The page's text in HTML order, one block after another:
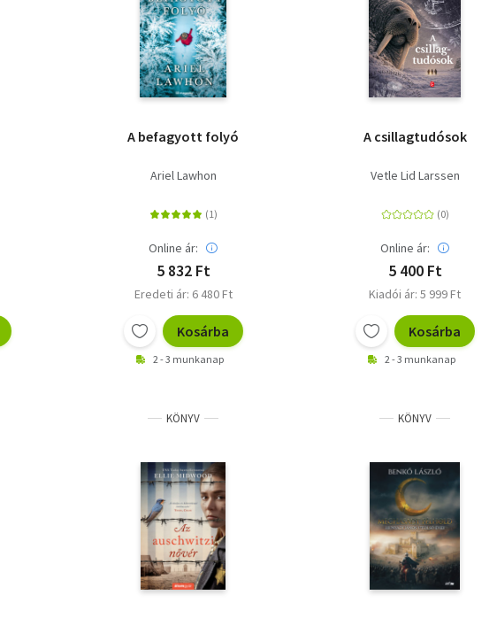
A befagyott folyó
Ariel Lawhon
Online ár:
5 832 Ft
Eredeti ár: 6 480 Ft
Kosárba
2 - 3 munkanap
A csillagtudósok
Vetle Lid Larssen
Online ár:
5 400 Ft
Kiadói ár: 5 999 Ft
Kosárba
2 - 3 munkanap
KÖNYV KÖNYV